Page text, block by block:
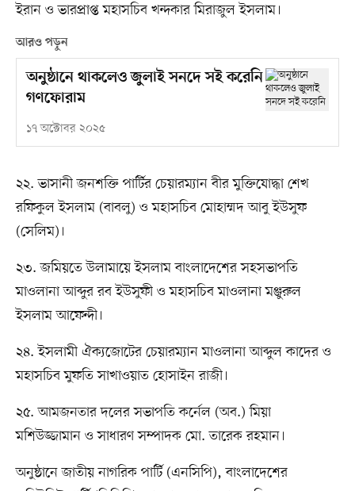
ইরান ও ভারপ্রাপ্ত মহাসচিব খন্দকার মিরাজুল ইসলাম।
আরও পড়ুন
অনুষ্ঠানে থাকলেও জুলাই সনদে সই করেনি
গণফোরাম
১৭ অক্টোবর ২০২৫
২২. ভাসানী জনশক্তি পার্টির চেয়ারম্যান বীর মুক্তিযোদ্ধা শেখ
রফিকুল ইসলাম (বাবলু) ও মহাসচিব মোহাম্মদ আবু ইউসুফ
(সেলিম)।
২৩. জমিয়তে উলামায়ে ইসলাম বাংলাদেশের সহসভাপতি
মাওলানা আব্দুর রব ইউসুফী ও মহাসচিব মাওলানা মঞ্জুরুল
ইসলাম আফেন্দী।
২৪. ইসলামী ঐক্যজোটের চেয়ারম্যান মাওলানা আব্দুল কাদের ও
মহাসচিব মুফতি সাখাওয়াত হোসাইন রাজী।
২৫. আমজনতার দলের সভাপতি কর্নেল (অব.) মিয়া
মশিউজ্জামান ও সাধারণ সম্পাদক মো. তারেক রহমান।
অনুষ্ঠানে জাতীয় নাগরিক পার্টি (এনসিপি), বাংলাদেশের